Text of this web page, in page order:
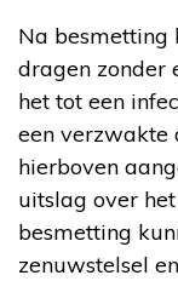
Na besmetting
dragen zonder
het tot een
een verzwakte
hierboven
uitslag over
besmetting
zenuwstelsel